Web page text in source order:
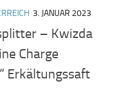
3. JANUAR 2023
– Kwizda
Charge
Erkältungssaft